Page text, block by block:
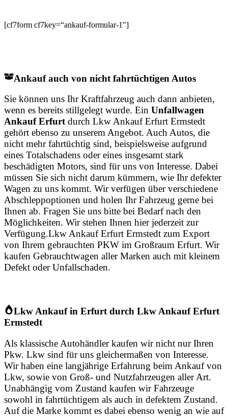
[cf7form cf7key=“ankauf-formular-1″]
Ankauf auch von nicht fahrtüchtigen Autos
Sie können uns Ihr Kraftfahrzeug auch dann anbieten,
wenn es bereits stillgelegt wurde. Ein Unfallwagen
Ankauf Erfurtdurch Lkw Ankauf Erfurt Ermstedt
gehört ebenso zu unserem Angebot. Auch Autos, die
nicht mehr fahrtüchtig sind, beispielsweise aufgrund
eines Totalschadens oder eines insgesamt stark
beschädigten Motors, sind für uns von Interesse. Dabei
müssen Sie sich nicht darum kümmern, wie Ihr defekter
Wagen zu uns kommt. Wir verfügen über verschiedene
Abschleppoptionen und holen Ihr Fahrzeug gerne bei
Ihnen ab. Fragen Sie uns bitte bei Bedarf nach den
Möglichkeiten. Wir stehen Ihnen hier jederzeit zur
Verfügung.Lkw Ankauf Erfurt Ermstedt zum Export
von Ihrem gebrauchten PKW im Großraum Erfurt. Wir
kaufen Gebrauchtwagen aller Marken auch mit kleinem
Defekt oder Unfallschaden.
Lkw Ankauf in Erfurt durch Lkw Ankauf Erfurt
Ermstedt
Als klassische Autohändler kaufen wir nicht nur Ihren
Pkw. Lkw sind für uns gleichermaßen von Interesse.
Wir haben eine langjährige Erfahrung beim Ankauf von
Lkw, sowie von Groß- und Nutzfahrzeugen aller Art.
Unabhängig vom Zustand kaufen wir Fahrzeuge
sowohl in fahrtüchtigem als auch in defektem Zustand.
Auf die Marke kommt es dabei ebenso wenig an wie auf